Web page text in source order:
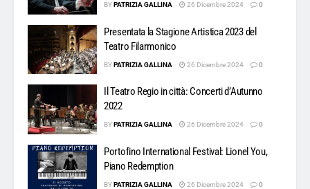
BYPATRIZIA GALLINA 26 Dicembre 2024 0
Presentata la Stagione Artistica 2023 del
Teatro Filarmonico
BYPATRIZIA GALLINA 26 Dicembre 2024 0
Il Teatro Regio in città: Concerti d’Autunno
2022
BYPATRIZIA GALLINA 26 Dicembre 2024 0
Portofino International Festival: Lionel You,
Piano Redemption
BYPATRIZIA GALLINA 26 Dicembre 2024 0